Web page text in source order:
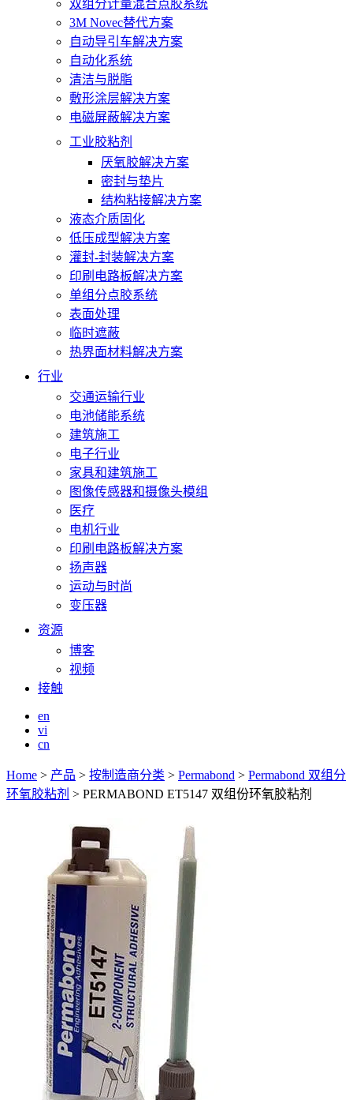
双组分计量混合点胶系统
3M Novec替代方案
自动导引车解决方案
自动化系统
清洁与脱脂
敷形涂层解决方案
电磁屏蔽解决方案
工业胶粘剂
厌氧胶解决方案
密封与垫片
结构粘接解决方案
液态介质固化
低压成型解决方案
灌封-封装解决方案
印刷电路板解决方案
单组分点胶系统
表面处理
临时遮蔽
热界面材料解决方案
行业
交通运输行业
电池储能系统
建筑施工
电子行业
家具和建筑施工
图像传感器和摄像头模组
医疗
电机行业
印刷电路板解决方案
扬声器
运动与时尚
变压器
资源
博客
视频
接触
en
vi
cn
Home > 产品 > 按制造商分类 > Permabond > Permabond 双组分
环氧胶粘剂 > PERMABOND ET5147 双组份环氧胶粘剂